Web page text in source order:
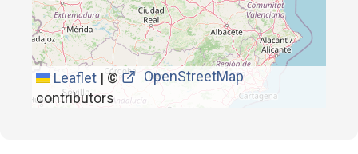
Leaflet |©
OpenStreetMap
contributors